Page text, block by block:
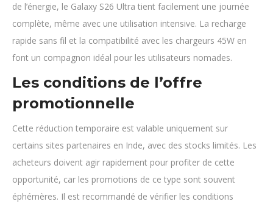
de l’énergie, le Galaxy S26 Ultra tient facilement une journée
complète, même avec une utilisation intensive. La recharge
rapide sans fil et la compatibilité avec les chargeurs 45W en
font un compagnon idéal pour les utilisateurs nomades.
Les conditions de l’offre
promotionnelle
Cette réduction temporaire est valable uniquement sur
certains sites partenaires en Inde, avec des stocks limités. Les
acheteurs doivent agir rapidement pour profiter de cette
opportunité, car les promotions de ce type sont souvent
éphémères. Il est recommandé de vérifier les conditions